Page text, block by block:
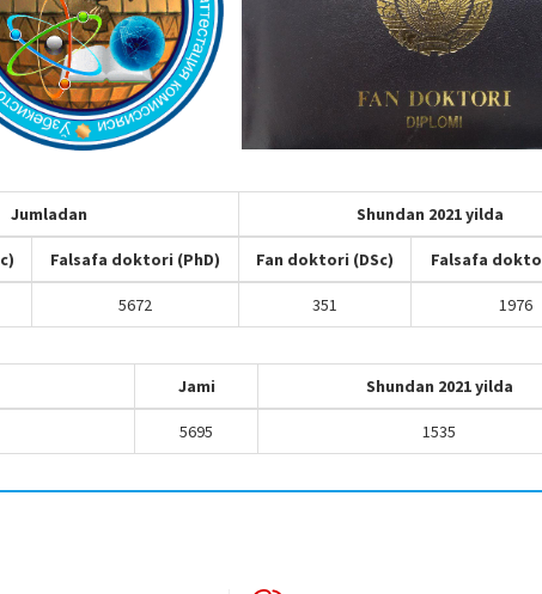
Jumladan Shundan 2021 yilda
Falsafa doktori (PhD) Fan doktori (DSc) Falsafa
5672 351 1976
Jami Shundan 2021 yilda
5695 1535